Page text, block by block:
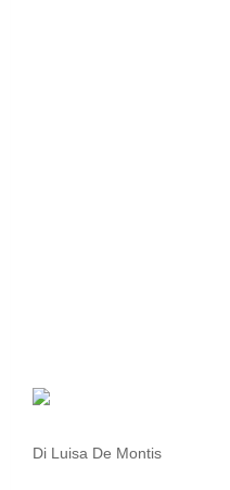
Di Luisa De Montis